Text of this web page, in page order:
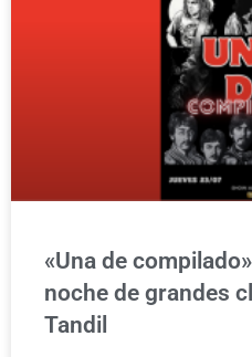
«Una de
noche de grandes
Tandil